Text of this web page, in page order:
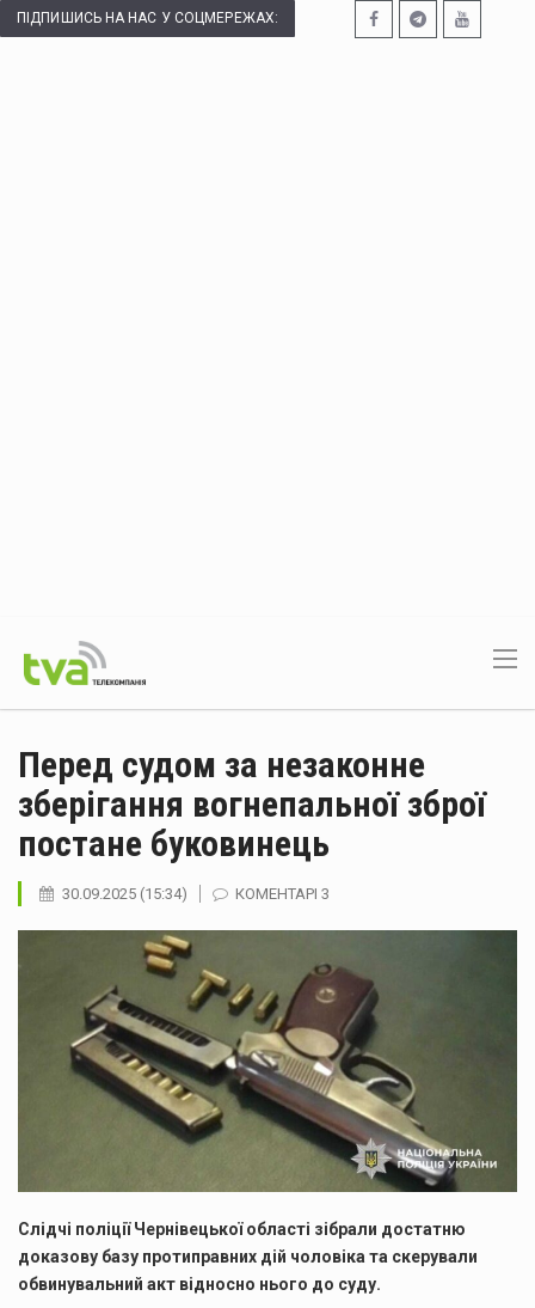
ПІДПИШИСЬ НА НАС У СОЦМЕРЕЖАХ:
Перед судом за незаконне
зберігання вогнепальної зброї
постане буковинець
30.09.2025 (15:34) КОМЕНТАРІ 3
Слідчі поліції Чернівецької області зібрали достатню
доказову базу протиправних дій чоловіка та скерували
обвинувальний акт відносно нього до суду.